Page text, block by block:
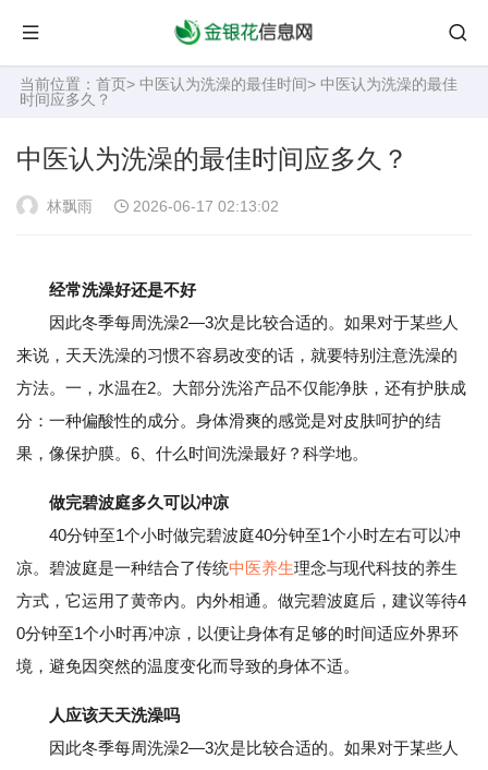
当前位置： 首页> 中医认为洗澡的最佳时间> 中医认为洗澡的最佳
时间应多久？
中医认为洗澡的最佳时间应多久？
林飘雨 2026-06-17 02:13:02
经常洗澡好还是不好
因此冬季每周洗澡2—3次是比较合适的。如果对于某些人
来说，天天洗澡的习惯不容易改变的话，就要特别注意洗澡的
方法。一，水温在2。大部分洗浴产品不仅能净肤，还有护肤成
分：一种偏酸性的成分。身体滑爽的感觉是对皮肤呵护的结
果，像保护膜。6、什么时间洗澡最好？科学地。
做完碧波庭多久可以冲凉
40分钟至1个小时做完碧波庭40分钟至1个小时左右可以冲
凉。碧波庭是一种结合了传统中医养生理念与现代科技的养生
方式，它运用了黄帝内。内外相通。做完碧波庭后，建议等待4
0分钟至1个小时再冲凉，以便让身体有足够的时间适应外界环
境，避免因突然的温度变化而导致的身体不适。
人应该天天洗澡吗
因此冬季每周洗澡2—3次是比较合适的。如果对于某些人